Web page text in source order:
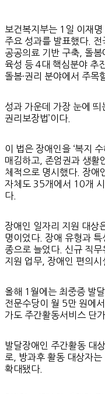
보건복지부는 1일 이재
주요 성과를 발표했다. 전
공공의료 기반 구축, 돌
육성 등 4대 핵심분야 추
돌봄·권리 분야에서 주목
성과 가운데 가장 눈에 띄
권리보장법’이다.
이 법은 장애인을 ‘복지 수
매김하고, 존엄권과 생활
체적으로 명시했다. 장애
자체도 35개에서 10개
다.
장애인 일자리 지원 대
명이었다. 장애 유형과
종으로 늘었다. 신규 직
지원 업무, 장애인 편의시
올해 1월에는 최중증 발
전문수당이 월 5만 원에
가도 주간활동서비스 단
발달장애인 주간활동
로, 방과후 활동 대상자
확대됐다.